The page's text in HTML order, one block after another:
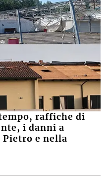
raffiche di
i danni a
Pietro e nella